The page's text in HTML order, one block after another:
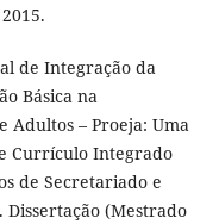
de Integração da
Básica na
Adultos – Proeja: Uma
Currículo Integrado
de Secretariado e
(Mestrado